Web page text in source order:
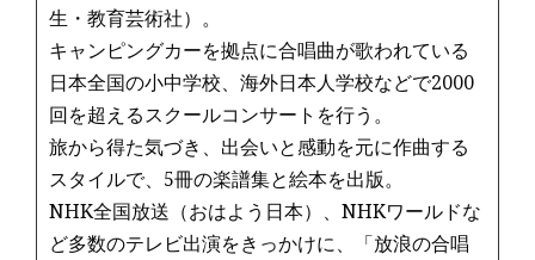
生・教育芸術社）。
キャンピングカーを拠点に合唱曲が歌われている
日本全国の小中学校、海外日本人学校などで2000
回を超えるスクールコンサートを行う。
旅から得た気づき、出会いと感動を元に作曲する
スタイルで、5冊の楽譜集と絵本を出版。
NHK全国放送（おはよう日本）、NHKワールドな
ど多数のテレビ出演をきっかけに、「放浪の合唱